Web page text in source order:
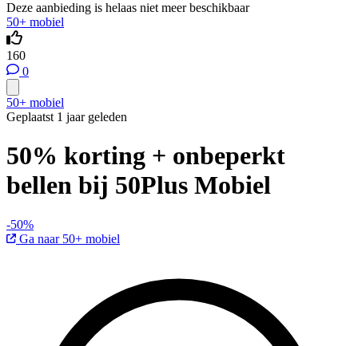
Deze aanbieding is helaas niet meer beschikbaar
50+ mobiel
160
0
50+ mobiel
Geplaatst 1 jaar geleden
50% korting + onbeperkt
bellen bij 50Plus Mobiel
-50%
Ga naar 50+ mobiel